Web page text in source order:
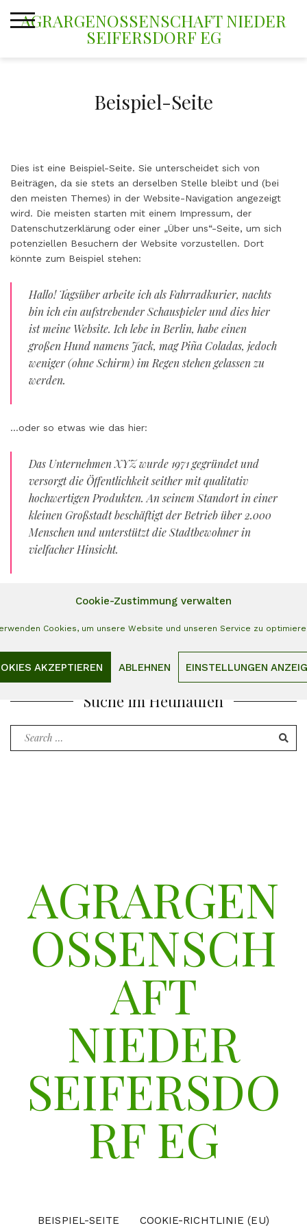
Cookie-Zustimmung verwalten
Cookies, um unsere Website und unseren Service zu
AKZEPTIEREN ABLEHNEN EINSTELLUNGEN
AGRARGENOSSENSCHAFT NIEDER
SEIFERSDORF EG
Beispiel-Seite
Dies ist eine Beispiel-Seite. Sie unterscheidet sich von
Beiträgen, da sie stets an derselben Stelle bleibt und (bei
den meisten Themes) in der Website-Navigation angezeigt
wird. Die meisten starten mit einem Impressum, der
Datenschutzerklärung oder einer „Über uns“-Seite, um sich
potenziellen Besuchern der Website vorzustellen. Dort
könnte zum Beispiel stehen:
Hallo! Tagsüber arbeite ich als Fahrradkurier, nachts
bin ich ein aufstrebender Schauspieler und dies hier
ist meine Website. Ich lebe in Berlin, habe einen
großen Hund namens Jack, mag Piña Coladas, jedoch
weniger (ohne Schirm) im Regen stehen gelassen zu
werden.
…oder so etwas wie das hier:
Das Unternehmen XYZ wurde 1971 gegründet und
versorgt die Öffentlichkeit seither mit qualitativ
hochwertigen Produkten. An seinem Standort in einer
kleinen Großstadt beschäftigt der Betrieb über 2.000
Menschen und unterstützt die Stadtbewohner in
vielfacher Hinsicht.
Als neuer WordPress-Benutzer solltest dudein Dashboard
Beiträge für deine Website erstellen. Viel Spaß!
Suche im Heuhaufen
Search
AGRARGEN
OSSENSCH
AFT
NIEDER
SEIFERSDO
RF EG
BEISPIEL-SEITE COOKIE-RICHTLINIE (EU)